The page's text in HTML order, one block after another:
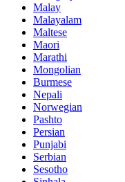
Malay
Malayalam
Maltese
Maori
Marathi
Mongolian
Burmese
Nepali
Norwegian
Pashto
Persian
Punjabi
Serbian
Sesotho